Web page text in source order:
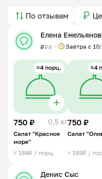
По отзывам
Елена
₽₽₽ Завтра c
≈4 порц.
750 ₽ 0,5 кг
Салат "Красное
море"
≈ 188₽ / порц.
≈4
750 ₽
Салат
≈ 188₽ /
Денис Сыс